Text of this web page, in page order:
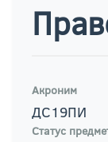
Акроним
ДС19ПИ
Статус